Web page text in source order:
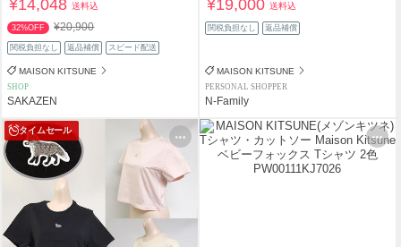
¥14,048送料込
32%OFF ¥20,900
関税負担なし 返品補償 スピード配送
MAISON KITSUNE
SHOP
SAKAZEN
¥19,000送料込
関税負担なし 返品補償
MAISON KITSUNE
PERSONAL SHOPPER
N-Family
タイムセール